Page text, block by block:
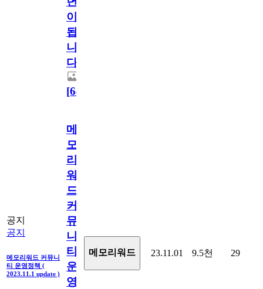
이
됩
니
다.
[64
공지
공지
메모리워드 커뮤니
티 운영정책 (
2023.11.1 update )
메
모
리
워
드
커
뮤
니
티
운
영
메모리워드 23.11.01 9.5천 29